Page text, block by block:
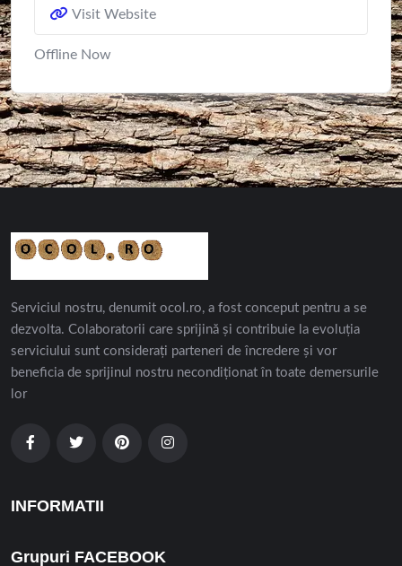
Visit Website
Offline Now
Serviciul nostru, denumit ocol.ro, a fost conceput pentru a se
dezvolta. Colaboratorii care sprijină și contribuie la evoluția
serviciului sunt considerați parteneri de încredere și vor
beneficia de sprijinul nostru necondiționat în toate demersurile
lor
INFORMATII
Grupuri FACEBOOK